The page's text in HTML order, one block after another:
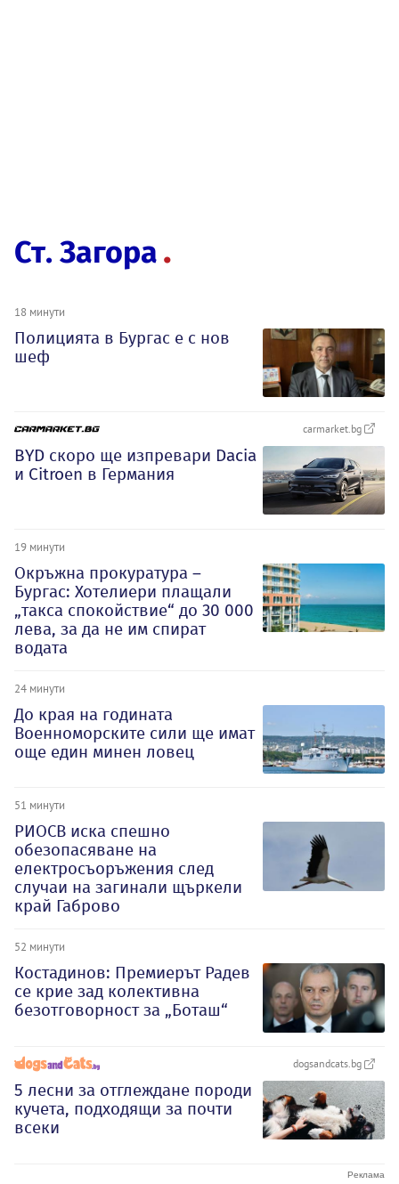
Ст. Загора
18 минути
Полицията в Бургас е с нов
шеф
carmarket.bg
BYD скоро ще изпревари Dacia
и Citroеn в Германия
19 минути
Окръжна прокуратура –
Бургас: Хотелиери плащали
„такса спокойствие“ до 30 000
лева, за да не им спират
водата
24 минути
До края на годината
Военноморските сили ще имат
още един минен ловец
51 минути
РИОСВ иска спешно
обезопасяване на
електросъоръжения след
случаи на загинали щъркели
край Габрово
52 минути
Костадинов: Премиерът Радев
се крие зад колективна
безотговорност за „Боташ“
dogsandcats.bg
5 лесни за отглеждане породи
кучета, подходящи за почти
всеки